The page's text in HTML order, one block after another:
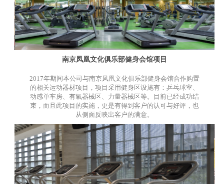
南京凤凰文化俱乐部健身会馆项目
2017年期间本公司与南京凤凰文化俱乐部健身会馆合作购置
的相关运动器材项目，项目采用健身区设施有：乒乓球室、
动感单车房、有氧器械区、力量器械区等。目前已经成功结
束，而且此项目的实施，更是有得到客户的认可与好评，也
从侧面反映出客户的满意。